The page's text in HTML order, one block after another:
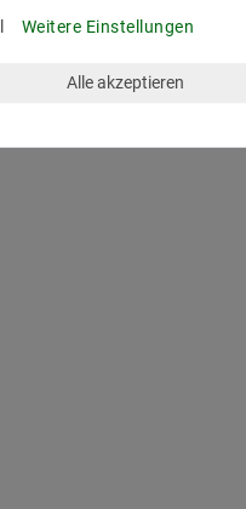
Weitere Einstellungen
Alle akzeptieren